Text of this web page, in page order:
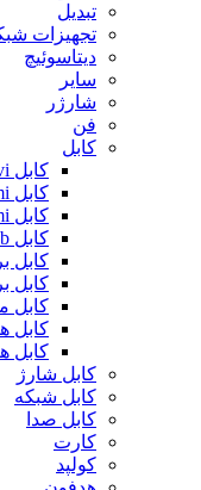
تبدیل
تجهیزات
دیتاسوئیچ
سایر
شارژر
فن
کابل
کابل dvi
کابل hdmi
کابل hdmi پی نت گلد
کابل usb
کابل
کابل
کابل
کابل
کابل
کابل شارژ
کابل شبکه
کابل صدا
کارت
کولپد